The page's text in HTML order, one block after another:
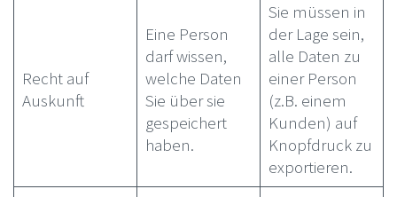
Recht auf
Auskunft
Eine Person
darf wissen,
welche Daten
Sie über sie
gespeichert
haben.
Sie müssen in
der Lage sein,
alle Daten zu
einer Person
(z.B. einem
Kunden) auf
Knopfdruck zu
exportieren.